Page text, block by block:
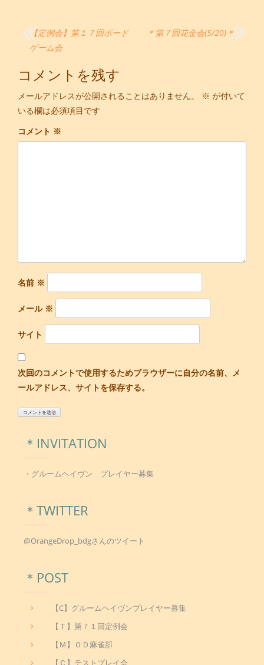
投
稿
ナ
ビ
ゲ
ー
【定例会】第１７回ボード
ゲーム会
＊第７回花金会(5/20)＊
コメントを残す
メールアドレスが公開されることはありません。 ※ が付いて
いる欄は必須項目です
コメント ※
名前 ※
メール ※
サイト
次回のコメントで使用するためブラウザーに自分の名前、メ
ールアドレス、サイトを保存する。
＊INVITATION
・グルームヘイヴン プレイヤー募集
＊TWITTER
@OrangeDrop_bdgさんのツイート
＊POST
【C】グルームヘイヴンプレイヤー募集
【Ｔ】第７１回定例会
【Ｍ】ＯＤ麻雀部
【Ｃ】テストプレイ会